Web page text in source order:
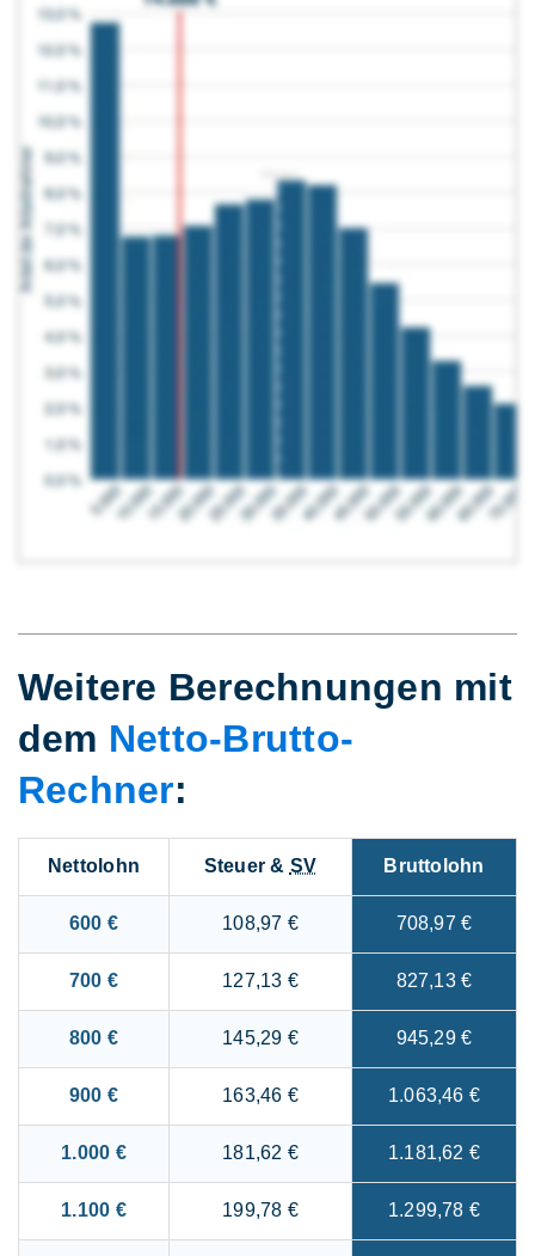
Weitere Berechnungen mit
dem Netto-Brutto-
Rechner:
Nettolohn Steuer & SV Bruttolohn
600 € 108,97 € 708,97 €
700 € 127,13 € 827,13 €
800 € 145,29 € 945,29 €
900 € 163,46 € 1.063,46 €
1.000 € 181,62 € 1.181,62 €
1.100 € 199,78 € 1.299,78 €